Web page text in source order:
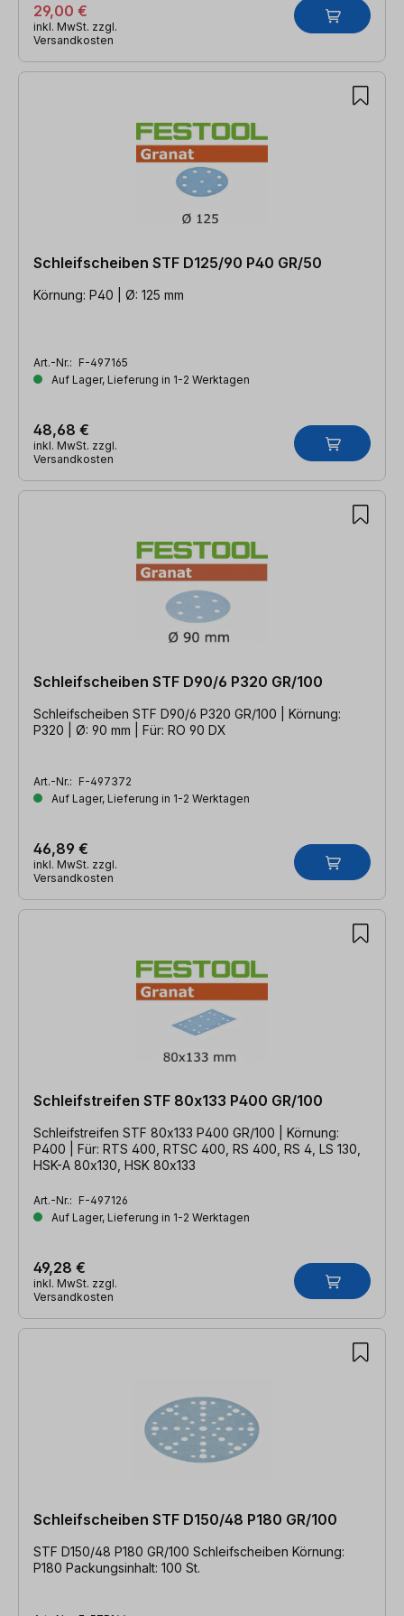
29,00 €
inkl. MwSt. zzgl.
Versandkosten
Schleifscheiben STF D125/90 P40 GR/50
Körnung: P40 | Ø: 125 mm
Art.-Nr.: F-497165
Auf Lager, Lieferung in 1-2 Werktagen
48,68 €
inkl. MwSt. zzgl.
Versandkosten
Schleifscheiben STF D90/6 P320 GR/100
Schleifscheiben STF D90/6 P320 GR/100 | Körnung:
P320 | Ø: 90 mm | Für: RO 90 DX
Art.-Nr.: F-497372
Auf Lager, Lieferung in 1-2 Werktagen
46,89 €
inkl. MwSt. zzgl.
Versandkosten
Schleifstreifen STF 80x133 P400 GR/100
Schleifstreifen STF 80x133 P400 GR/100 | Körnung:
P400 | Für: RTS 400, RTSC 400, RS 400, RS 4, LS 130,
HSK-A 80x130, HSK 80x133
Art.-Nr.: F-497126
Auf Lager, Lieferung in 1-2 Werktagen
49,28 €
inkl. MwSt. zzgl.
Versandkosten
Schleifscheiben STF D150/48 P180 GR/100
STF D150/48 P180 GR/100 Schleifscheiben Körnung:
P180 Packungsinhalt: 100 St.